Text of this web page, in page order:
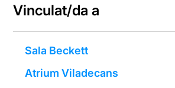
Vinculat/da a
Sala Beckett
Atrium Viladecans